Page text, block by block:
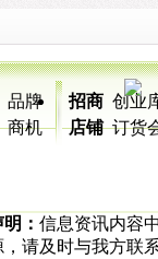
品牌
商机
招商 创业
店铺 订货
： 信息资讯内容
，请及时与我方联